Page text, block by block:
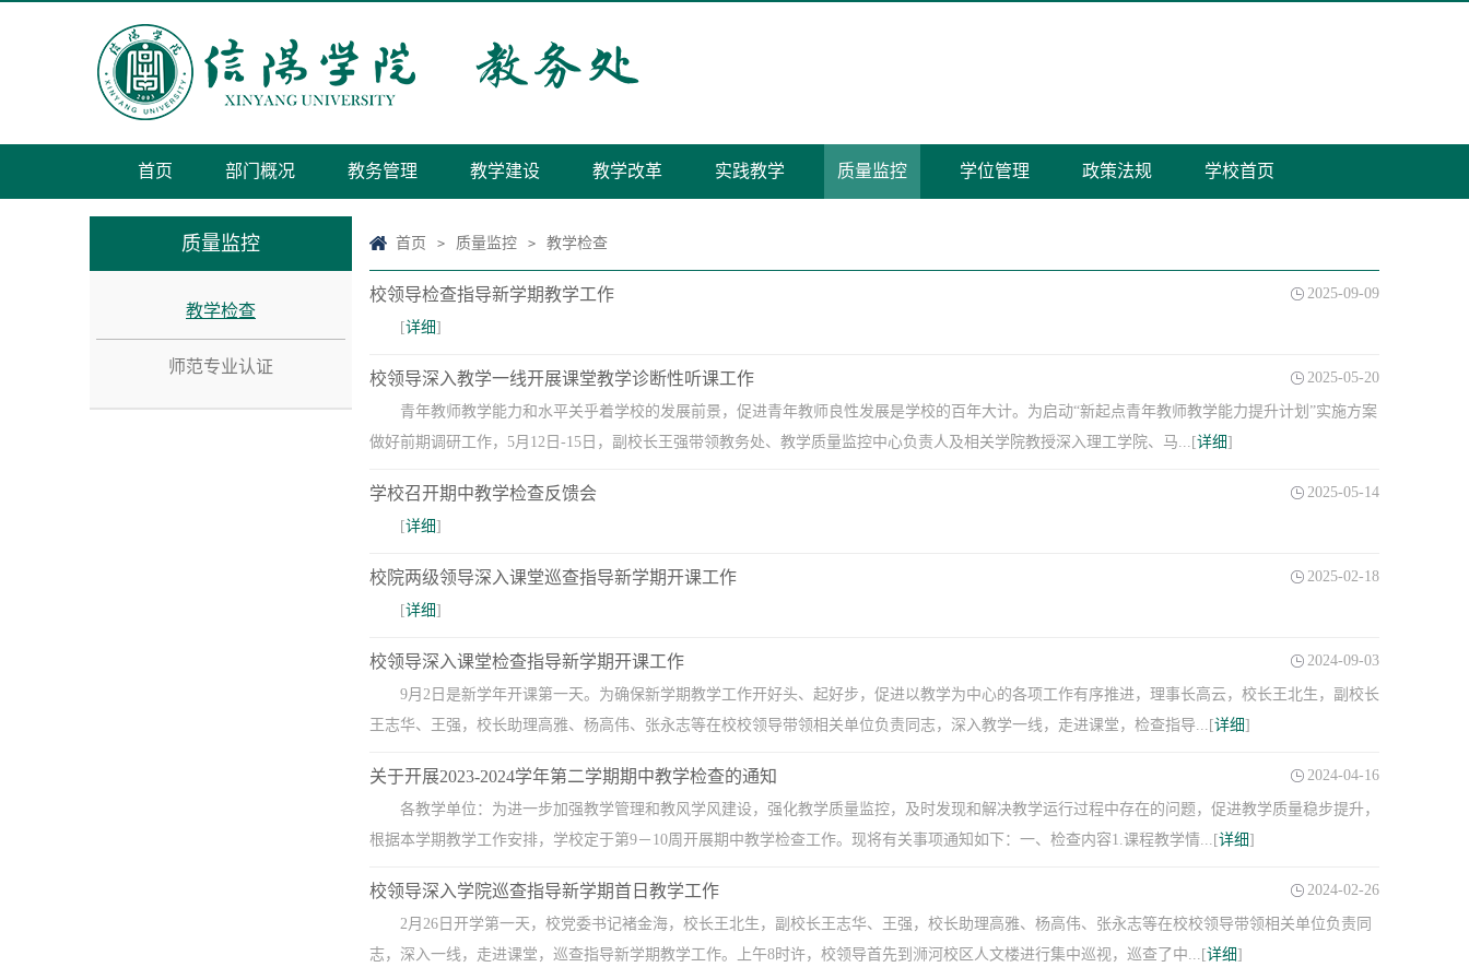
首页 部门概况 教务管理 教学建设 教学改革 实践教学 质量监控 学位管理 政策法规 学校首页
质量监控
教学检查
师范专业认证
首页 > 质量监控 > 教学检查
校领导检查指导新学期教学工作 2025-09-09
[详细]
校领导深入教学一线开展课堂教学诊断性听课工作 2025-05-20
青年教师教学能力和水平关乎着学校的发展前景，促进青年教师良性发展是学校的百年大计。为启动“新起点青年教师教学能力提升计划”实施方案
做好前期调研工作，5月12日-15日，副校长王强带领教务处、教学质量监控中心负责人及相关学院教授深入理工学院、马...[详细]
学校召开期中教学检查反馈会 2025-05-14
[详细]
校院两级领导深入课堂巡查指导新学期开课工作 2025-02-18
[详细]
校领导深入课堂检查指导新学期开课工作 2024-09-03
9月2日是新学年开课第一天。为确保新学期教学工作开好头、起好步，促进以教学为中心的各项工作有序推进，理事长高云，校长王北生，副校长
王志华、王强，校长助理高雅、杨高伟、张永志等在校校领导带领相关单位负责同志，深入教学一线，走进课堂，检查指导...[详细]
关于开展2023-2024学年第二学期期中教学检查的通知 2024-04-16
各教学单位：为进一步加强教学管理和教风学风建设，强化教学质量监控，及时发现和解决教学运行过程中存在的问题，促进教学质量稳步提升，
根据本学期教学工作安排，学校定于第9－10周开展期中教学检查工作。现将有关事项通知如下：一、检查内容1.课程教学情...[详细]
校领导深入学院巡查指导新学期首日教学工作 2024-02-26
​2月26日开学第一天，校党委书记褚金海，校长王北生，副校长王志华、王强，校长助理高雅、杨高伟、张永志等在校校领导带领相关单位负责同
志，深入一线，走进课堂，巡查指导新学期教学工作。上午8时许，校领导首先到浉河校区人文楼进行集中巡视，巡查了中...[详细]